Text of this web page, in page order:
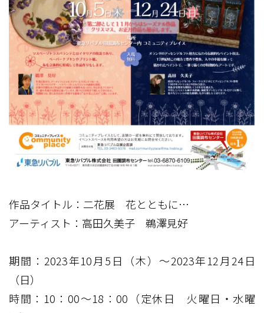
作品タイトル：二花展 花とともに…
アーティスト：高田久美子 鵜澤見好
期間：2023年10月5日（木）～2023年12月24日
（日）
時間：10：00～18：00（定休日 火曜日・水曜